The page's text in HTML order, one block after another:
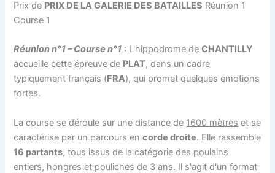
Prix de PRIX DE LA GALERIE DES BATAILLES Réunion 1
Course 1
Réunion n°1 – Course n°1 : L'hippodrome deCHANTILLY
accueille cette épreuve de PLAT, dans un cadre
typiquement français (FRA), qui promet quelques émotions
fortes.
La course se déroule sur une distance de 1600 mètres et se
caractérise par un parcours encorde droite. Elle rassemble
16 partants, tous issus de la catégorie des poulains
entiers, hongres et pouliches de 3 ans. Il s'agit d'un format